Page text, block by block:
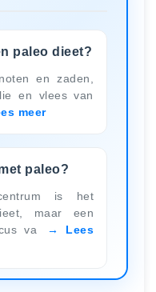
paleo dieet?
en zaden,
en vlees van
meer
paleo?
is het
maar een
va
Lees